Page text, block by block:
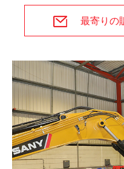
受けています。
最寄りの